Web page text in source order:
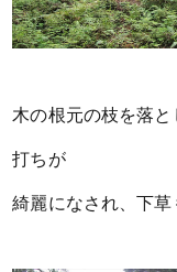
木の根元の枝を落
打ちが
綺麗になされ、下草